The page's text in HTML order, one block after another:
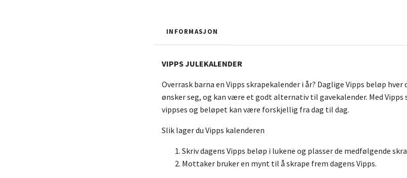
INFORMASJON
VIPPS JULEKALENDER
Overrask barna en Vipps skrapekalender i år? Daglige Vipps beløp
ønsker seg, og kan være et godt alternativ til gavekalender. Med
vippses og beløpet kan være forskjellig fra dag til dag.
Slik lager du Vipps kalenderen
Skriv dagens Vipps beløp i lukene og plasser de medfølgende
Mottaker bruker en mynt til å skrape frem dagens Vipps.